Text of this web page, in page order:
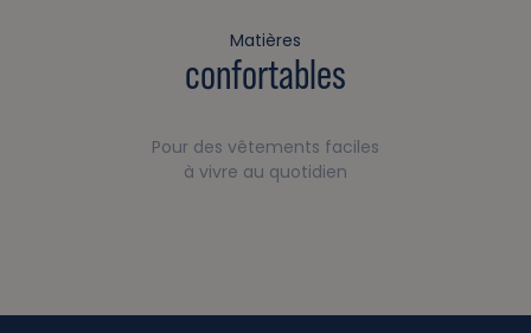
Matières
confortables
Pour des vêtements faciles
à vivre au quotidien